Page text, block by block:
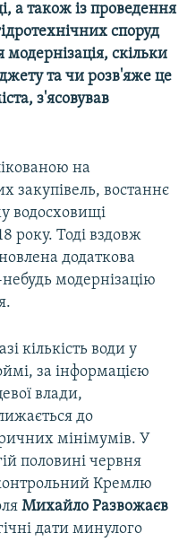
а також із проведення
споруд
скільки
та чи розв'яже це
з'ясовував
на
закупівель, востаннє
водосховищі
року. Тоді вздовж
додаткова
модернізацію
кількість води у
за інформацією
влади,
до
мінімумів. У
половині червня
Кремлю
Михайло Развожаєв
дати минулого